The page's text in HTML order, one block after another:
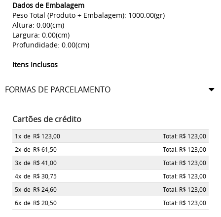
Dados de Embalagem
Peso Total (Produto + Embalagem): 1000.00(gr)
Altura: 0.00(cm)
Largura: 0.00(cm)
Profundidade: 0.00(cm)
Itens Inclusos
FORMAS DE PARCELAMENTO
Cartões de crédito
1x de R$ 123,00
Total: R$ 123,00
2x de R$ 61,50
Total: R$ 123,00
3x de R$ 41,00
Total: R$ 123,00
4x de R$ 30,75
Total: R$ 123,00
5x de R$ 24,60
Total: R$ 123,00
6x de R$ 20,50 Total: R$ 123,00